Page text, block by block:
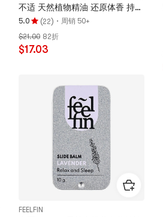
不适 天然植物精油 还原体香 持久
留香 敏感肌适用【BEST】
5.0
评
分
5.0
(22) · 周销 50+
$21.00 82折
$17.03
FEELFIN